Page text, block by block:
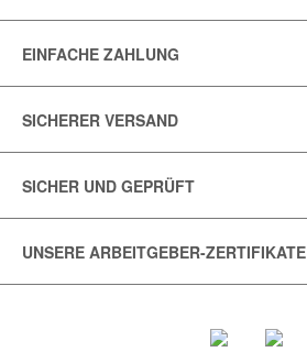
EINFACHE ZAHLUNG
SICHERER VERSAND
SICHER UND GEPRÜFT
UNSERE ARBEITGEBER-ZERTIFIKATE